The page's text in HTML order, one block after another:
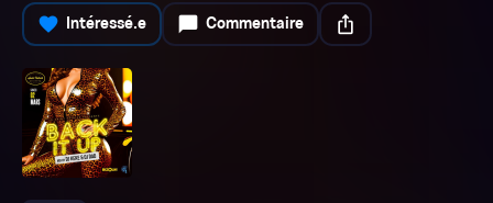
favorite Intéressé.e chat_bubble Commentaire ios_share